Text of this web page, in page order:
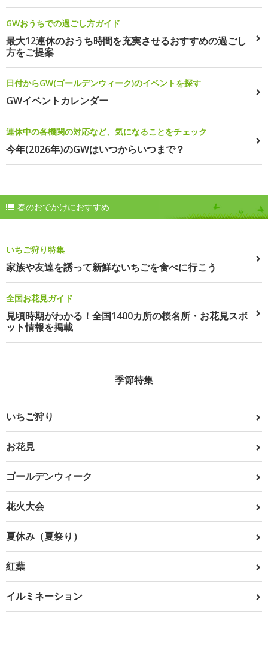
GWおうちでの過ごし方ガイド
最大12連休のおうち時間を充実させるおすすめの過ごし
方をご提案
日付からGW(ゴールデンウィーク)のイベントを探す
GWイベントカレンダー
連休中の各機関の対応など、気になることをチェック
今年(2026年)のGWはいつからいつまで？
春のおでかけにおすすめ
いちご狩り特集
家族や友達を誘って新鮮ないちごを食べに行こう
全国お花見ガイド
見頃時期がわかる！全国1400カ所の桜名所・お花見スポ
ット情報を掲載
季節特集
いちご狩り
お花見
ゴールデンウィーク
花火大会
夏休み（夏祭り）
紅葉
イルミネーション